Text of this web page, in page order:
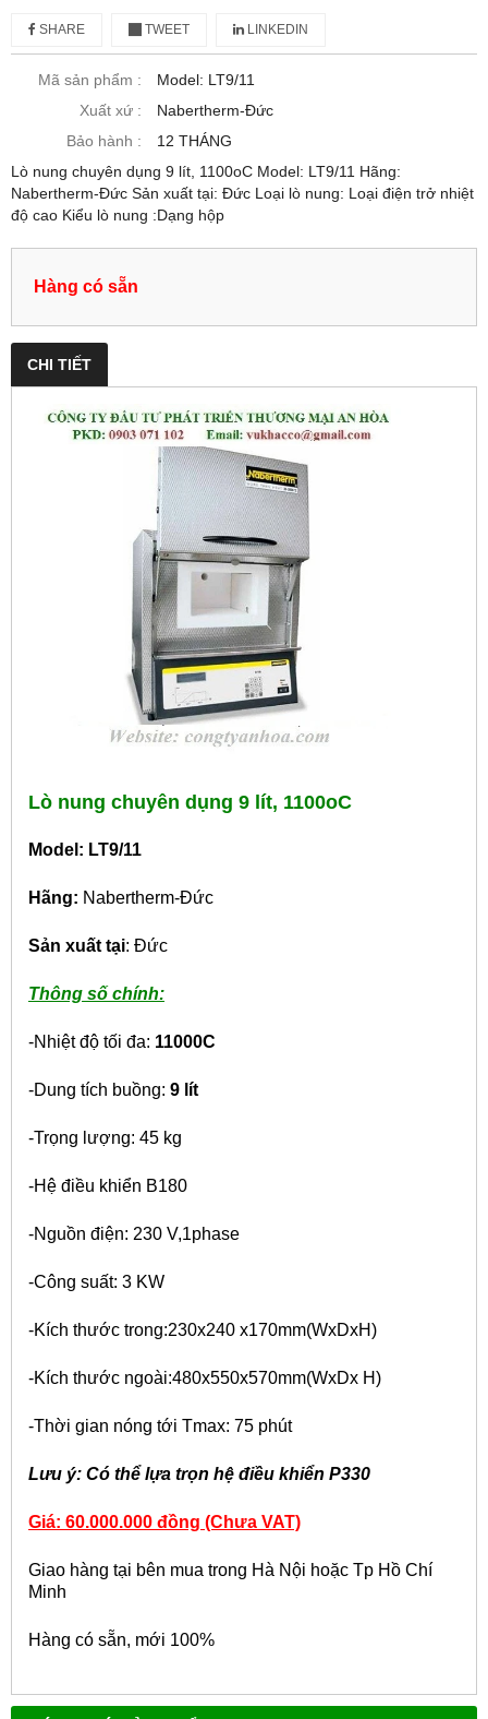
SHARE TWEET LINKEDIN
Mã sản phẩm :
Model: LT9/11
Xuất xứ :
Nabertherm-Đức
Bảo hành :
12 THÁNG
Lò nung chuyên dụng 9 lít, 1100oC Model: LT9/11 Hãng:
Nabertherm-Đức Sản xuất tại: Đức Loại lò nung: Loại điện trở nhiệt
độ cao Kiểu lò nung :Dạng hộp
Hàng có sẵn
CHI TIẾT
Lò nung chuyên dụng 9 lít, 1100oC
Model: LT9/11
Hãng: Nabertherm-Đức
Sản xuất tại: Đức
Thông số chính:
-Nhiệt độ tối đa: 11000C
-Dung tích buồng: 9 lít
-Trọng lượng: 45 kg
-Hệ điều khiển B180
-Nguồn điện: 230 V,1phase
-Công suất: 3 KW
-Kích thước trong:230x240 x170mm(WxDxH)
-Kích thước ngoài:480x550x570mm(WxDx H)
-Thời gian nóng tới Tmax: 75 phút
Lưu ý: Có thể lựa trọn hệ điều khiển P330
Giá: 60.000.000 đồng (Chưa VAT)
Giao hàng tại bên mua trong Hà Nội hoặc Tp Hồ Chí
Minh
Hàng có sẵn, mới 100%